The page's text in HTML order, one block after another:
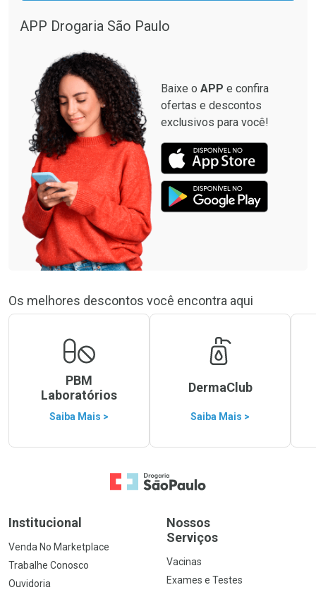
APP Drogaria São Paulo
Baixe o APP e confira
ofertas e descontos
exclusivos para você!
Os melhores descontos você encontra aqui
PBM
Laboratórios
Saiba Mais >
DermaClub
Saiba Mais >
Ir para a Home
Institucional
Venda No Marketplace
Trabalhe Conosco
Ouvidoria
Nossos
Serviços
Vacinas
Exames e Testes